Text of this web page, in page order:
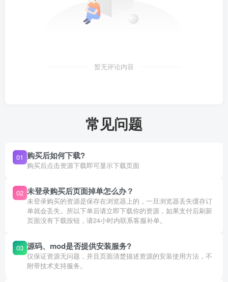
暂无评论内容
常见问题
01 购买后如何下载?
购买后点击资源下载即可显示下载页面
02 未登录购买后页面掉单怎么办？
未登录购买的资源是保存在浏览器上的，一旦浏览器丢失缓存订
单就会丢失。所以下单后请立即下载你的资源，如果支付后刷新
页面没有下载按钮，请24小时内联系客服补单。
03 源码、mod是否提供安装服务?
仅保证资源无问题，并且页面清楚描述资源的安装使用方法，不
附带技术支持服务。